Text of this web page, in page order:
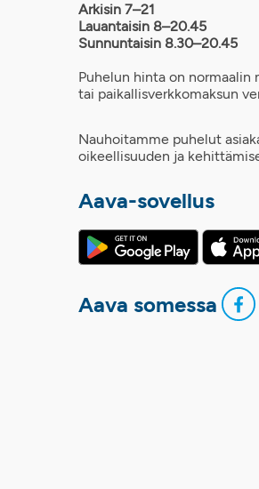
Arkisin 7–21
Lauantaisin 8–20.45
Sunnuntaisin 8.30–20.45
Puhelun hinta on normaalin
tai paikallisverkkomaksun
Nauhoitamme puhelut
oikeellisuuden ja
Aava-sovellus
Aava somessa